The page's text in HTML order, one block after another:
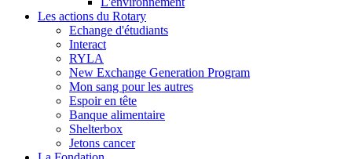
Les actions du Rotary
Echange d'étudiants
Interact
RYLA
New Exchange Generation Program
Mon sang pour les autres
Espoir en tête
Banque alimentaire
Shelterbox
Jetons cancer